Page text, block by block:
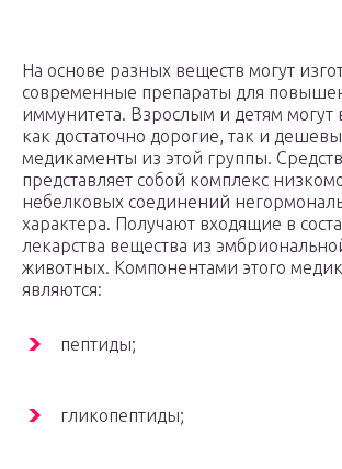
На основе разных веществ могут
современные препараты для
иммунитета. Взрослым и детям могут
как достаточно дорогие, так и
медикаменты из этой группы.
представляет собой комплекс
небелковых соединений
характера. Получают входящие в
лекарства вещества из
животных. Компонентами этого
являются:
пептиды;
гликопептиды;